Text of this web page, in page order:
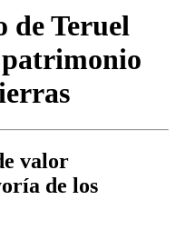
de Teruel
valor
de los